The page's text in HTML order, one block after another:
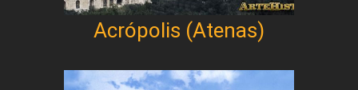
Acrópolis (Atenas)